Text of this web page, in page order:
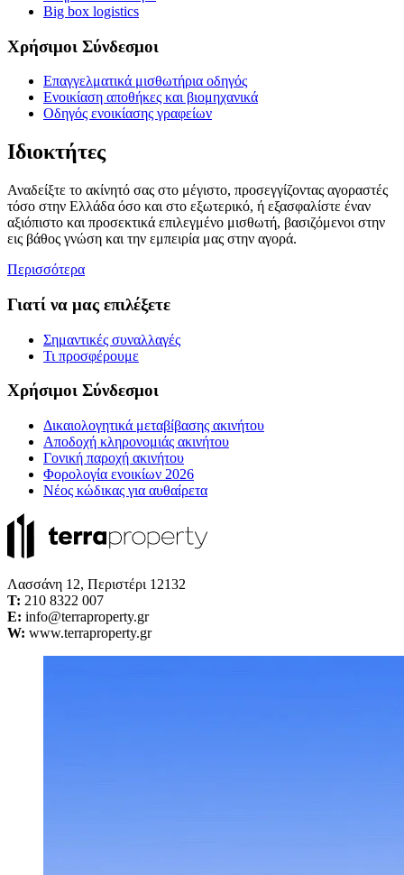
Big box logistics
Χρήσιμοι Σύνδεσμοι
Επαγγελματικά μισθωτήρια οδηγός
Ενοικίαση αποθήκες και βιομηχανικά
Οδηγός ενοικίασης γραφείων
Ιδιοκτήτες
Αναδείξτε το ακίνητό σας στο μέγιστο, προσεγγίζοντας αγοραστές
τόσο στην Ελλάδα όσο και στο εξωτερικό, ή εξασφαλίστε έναν
αξιόπιστο και προσεκτικά επιλεγμένο μισθωτή, βασιζόμενοι στην
εις βάθος γνώση και την εμπειρία μας στην αγορά.
Περισσότερα
Γιατί να μας επιλέξετε
Σημαντικές συναλλαγές
Τι προσφέρουμε
Χρήσιμοι Σύνδεσμοι
Δικαιολογητικά μεταβίβασης ακινήτου
Αποδοχή κληρονομιάς ακινήτου
Γονική παροχή ακινήτου
Φορολογία ενοικίων 2026
Νέος κώδικας για αυθαίρετα
Λασσάνη 12, Περιστέρι 12132
Τ: 210 8322 007
E: info@terraproperty.gr
W: www.terraproperty.gr